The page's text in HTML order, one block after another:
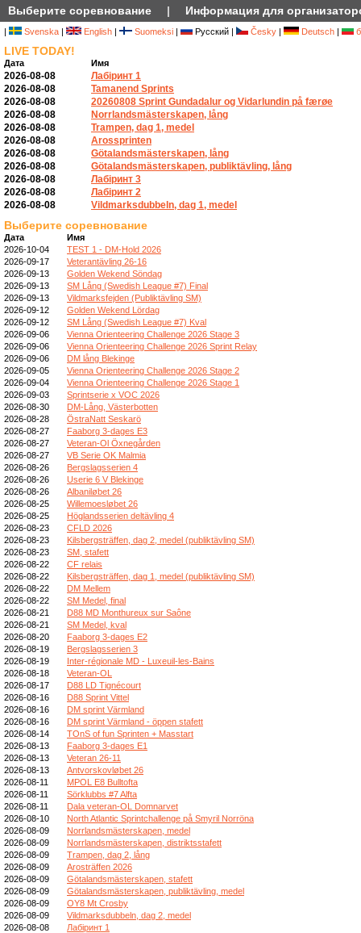
Выберите соревнование | Информация для
| Svenska | English | Suomeksi | Русский | Česky | Deutsch |
LIVE TODAY!
Дата Имя
2026-08-08
Лабіринт 1
2026-08-08
Tamanend Sprints
2026-08-08
20260808 Sprint Gundadalur og Vidarlundin på færøe
2026-08-08
Norrlandsmästerskapen, lång
2026-08-08
Trampen, dag 1, medel
2026-08-08
Arossprinten
2026-08-08
Götalandsmästerskapen, lång
2026-08-08
Götalandsmästerskapen, publiktävling, lång
2026-08-08
Лабіринт 3
2026-08-08
Лабіринт 2
2026-08-08
Vildmarksdubbeln, dag 1, medel
Выберите соревнование
Дата
Имя
2026-10-04
TEST 1 - DM-Hold 2026
2026-09-17
Veterantävling 26-16
2026-09-13
Golden Wekend Söndag
2026-09-13
SM Lång (Swedish League #7) Final
2026-09-13
Vildmarksfejden (Publiktävling SM)
2026-09-12
Golden Wekend Lördag
2026-09-12
SM Lång (Swedish League #7) Kval
2026-09-06
Vienna Orienteering Challenge 2026 Stage 3
2026-09-06
Vienna Orienteering Challenge 2026 Sprint Relay
2026-09-06
DM lång Blekinge
2026-09-05
Vienna Orienteering Challenge 2026 Stage 2
2026-09-04
Vienna Orienteering Challenge 2026 Stage 1
2026-09-03
Sprintserie x VOC 2026
2026-08-30
DM-Lång, Västerbotten
2026-08-28
ÖstraNatt Seskarö
2026-08-27
Faaborg 3-dages E3
2026-08-27
Veteran-Ol Öxnegården
2026-08-27
VB Serie OK Malmia
2026-08-26
Bergslagsserien 4
2026-08-26
Userie 6 V Blekinge
2026-08-26
Albaniløbet 26
2026-08-25
Willemoesløbet 26
2026-08-25
Höglandsserien deltävling 4
2026-08-23
CFLD 2026
2026-08-23
Kilsbergsträffen, dag 2, medel (publiktävling SM)
2026-08-23
SM, stafett
2026-08-22
CF relais
2026-08-22
Kilsbergsträffen, dag 1, medel (publiktävling SM)
2026-08-22
DM Mellem
2026-08-22
SM Medel, final
2026-08-21
D88 MD Monthureux sur Saône
2026-08-21
SM Medel, kval
2026-08-20
Faaborg 3-dages E2
2026-08-19
Bergslagsserien 3
2026-08-19
Inter-régionale MD - Luxeuil-les-Bains
2026-08-18
Veteran-OL
2026-08-17
D88 LD Tignécourt
2026-08-16
D88 Sprint Vittel
2026-08-16
DM sprint Värmland
2026-08-16
DM sprint Värmland - öppen stafett
2026-08-14
TOnS of fun Sprinten + Masstart
2026-08-13
Faaborg 3-dages E1
2026-08-13
Veteran 26-11
2026-08-13
Antvorskovløbet 26
2026-08-11
MPOL E8 Bulltofta
2026-08-11
Sörklubbs #7 Alfta
2026-08-11
Dala veteran-OL Domnarvet
2026-08-10
North Atlantic Sprintchallenge på Smyril Norröna
2026-08-09
Norrlandsmästerskapen, medel
2026-08-09
Norrlandsmästerskapen, distriktsstafett
2026-08-09
Trampen, dag 2, lång
2026-08-09
Arosträffen 2026
2026-08-09
Götalandsmästerskapen, stafett
2026-08-09
Götalandsmästerskapen, publiktävling, medel
2026-08-09
OY8 Mt Crosby
2026-08-09
Vildmarksdubbeln, dag 2, medel
2026-08-08
Лабіринт 1